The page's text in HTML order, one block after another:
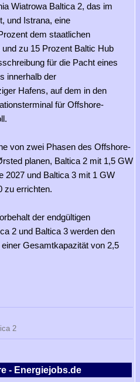
Wiatrowa Baltica 2, das im
und Istrana, eine
dem staatlichen
zu 15 Prozent Baltic Hub
für die Pacht eines
innerhalb der
Hafens, auf dem in den
für Offshore-
von zwei Phasen des Offshore-
planen, Baltica 2 mit 1,5 GW
2027 und Baltica 3 mit 1 GW
zu errichten.
der endgültigen
2 und Baltica 3 werden den
Gesamtkapazität von 2,5
2
- Energiejobs.de